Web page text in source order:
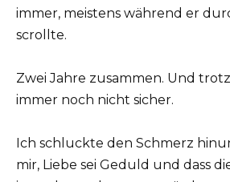
immer, meistens während er
scrollte.
Zwei Jahre zusammen. Und
immer noch nicht sicher.
Ich schluckte den Schmerz
mir, Liebe sei Geduld und dass